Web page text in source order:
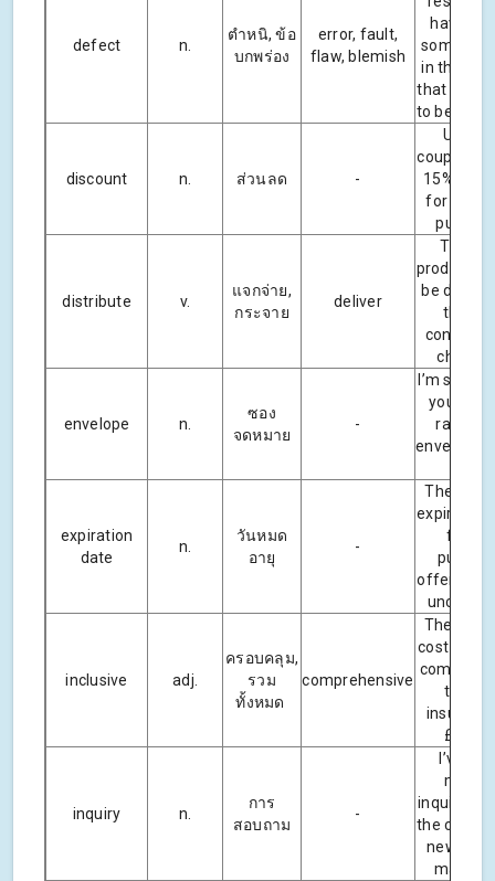
defect n.
ตำหนิ, ข้อ
บกพร่อง
error, fault,
flaw, blemish
have
some
in the
that was
to be
discount n. ส่วนลด -
Use
coupon to
15%
for your
distribute v.
แจกจ่าย,
กระจาย
deliver
The
product
be
envelope n.
ซอง
จดหมาย
-
I’m sorry
you that
ran out
envelopes
expiration
date
n.
วันหมด
อายุ
-
The April
expiration
for the
offers
inclusive adj.
ครอบคลุม,
รวม
ทั้งหมด
comprehensive
The
cost of
complete
tax
inquiry n.
การ
สอบถาม
-
I’ve
inquiries
the cost
new